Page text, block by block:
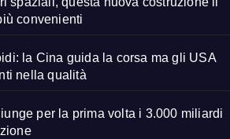
convenienti
la Cina guida la corsa ma gli USA
nella qualità
per la prima volta i 3.000 miliardi